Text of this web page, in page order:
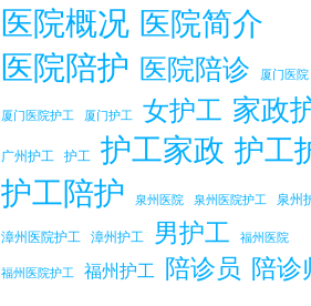
医院概况 医院简介
医院陪护 医院陪诊 厦门医院
厦门医院护工 厦门护工 女护工 家政
广州护工 护工 护工家政 护工
护工陪护
泉州医院 泉州医院护工 泉州
漳州医院护工 漳州护工 男护工 福州医院
福州医院护工 福州护工 陪诊员 陪诊